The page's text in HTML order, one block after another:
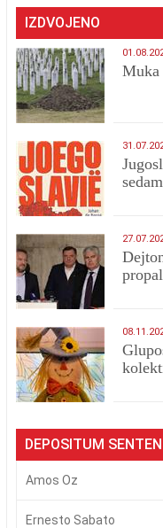
IZDVOJENO
Muka
DEPOSITUM
Amos Oz
Ernesto Sabato